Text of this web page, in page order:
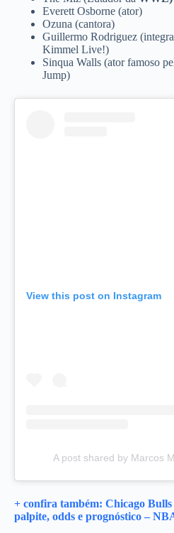
Everett Osborne (ator)
Ozuna (cantora)
Guillermo Rodriguez
Kimmel Live!)
Sinqua Walls (ator famoso
Jump)
View this post on Instagram
A post shared by Marcos
+ confira também: Chicago
palpite, odds e prognóstico –